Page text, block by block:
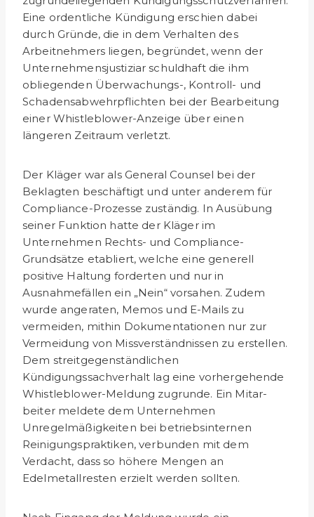
Eine ordentli­che Kündigung erschien dabei
durch Gründe, die in dem Verhalten des
Arbeitnehmers liegen, begründet, wenn der
Unternehmensjustiziar schuldhaft die ihm
obliegenden Überwachungs-, Kontroll- und
Schadensabwehrpflichten bei der Bearbeitung
einer Whistleblower-Anzeige über einen
längeren Zeitraum verletzt.
Der Kläger war als General Counsel bei der
Beklagten beschäftigt und unter anderem für
Compliance-Prozesse zuständig. In Ausübung
seiner Funktion hatte der Kläger im
Unternehmen Rechts- und Compliance-
Grundsätze etabliert, welche eine generell
positive Haltung forderten und nur in
Ausnahmefällen ein „Nein“ vorsahen. Zudem
wurde angeraten, Memos und E-Mails zu
vermeiden, mithin Dokumentationen nur zur
Vermeidung von Missverständnissen zu erstellen.
Dem streitgegenständlichen
Kündigungssachverhalt lag eine vorhergehende
Whistleblower-Meldung zugrunde. Ein Mitar­
beiter meldete dem Unternehmen
Unregelmäßigkeiten bei betriebsinternen
Reinigungspraktiken, verbunden mit dem
Verdacht, dass so höhere Mengen an
Edelmetallresten erzielt werden sollten.